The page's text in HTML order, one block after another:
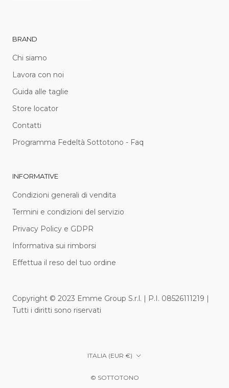
BRAND
Chi siamo
Lavora con noi
Guida alle taglie
Store locator
Contatti
Programma Fedeltà Sottotono - Faq
INFORMATIVE
Condizioni generali di vendita
Termini e condizioni del servizio
Privacy Policy e GDPR
Informativa sui rimborsi
Effettua il reso del tuo ordine
Copyright © 2023 Emme Group S.r.l. | P.I. 08526111219 |
Tutti i diritti sono riservati
Paese/Area
ITALIA (EUR €)
© SOTTOTONO